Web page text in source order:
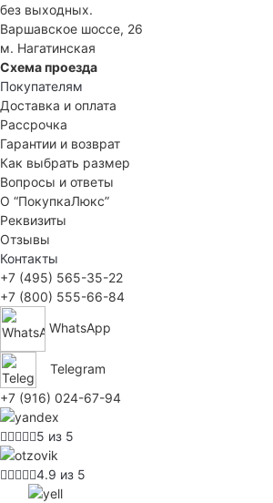
без выходных.
Варшавское шоссе, 26
м. Нагатинская
Схема проезда
Покупателям
Доставка и оплата
Рассрочка
Гарантии и возврат
Как выбрать размер
Вопросы и ответы
О “ПокупкаЛюкс”
Реквизиты
Отзывы
Контакты
+7 (495) 565-35-22
+7 (800) 555-66-84
WhatsApp
Telegram
+7 (916) 024-67-94
5 из 5
4.9 из 5